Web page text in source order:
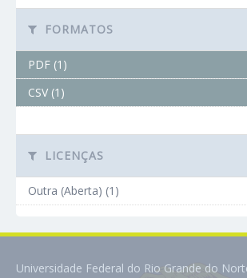
FORMATOS
PDF (1)
CSV (1)
LICENÇAS
Outra (Aberta) (1)
Universidade Federal do Rio Grande do